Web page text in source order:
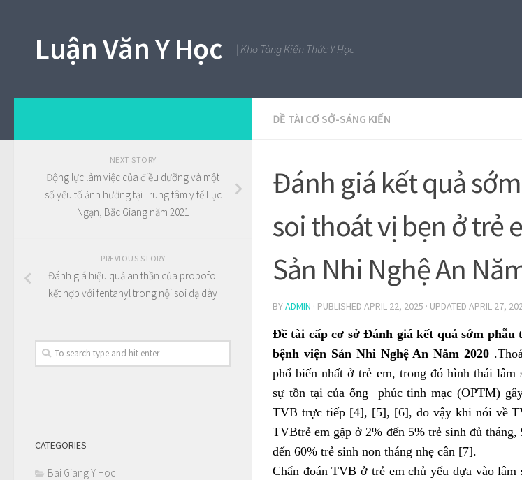
Luận Văn Y Học | Kho Tàng Kiến Thức Y Học
ĐỀ TÀI CƠ SỞ-SÁNG KIẾN
Đánh giá kết quả
soi thoát vị bẹn ở trẻ
Sản Nhi Nghệ An
BYADMIN · PUBLISHED APRIL 22, 2025 · UPDATED APRIL 27,
Đề tài cấp cơ sở Đánh giá kết quả sớm
bệnh viện Sản Nhi Nghệ An Năm 2020
phổ biến nhất ở trẻ em, trong đó hình thái
sự tồn tại của ống phúc tinh mạc (OPTM)
TVB trực tiếp [4], [5], [6], do vậy khi nói về
TVBtrẻ em gặp ở 2% đến 5% trẻ sinh đủ
đến 60% trẻ sinh non tháng nhẹ cân [7].
Chẩn đoán TVB ở trẻ em chủ yếu dựa vào lâm
NEXT STORY
Động lực làm việc của điều dưỡng và một
số yếu tố ảnh hưởng tại Trung tâm y tế Lục
Ngạn, Bắc Giang năm 2021
PREVIOUS STORY
Đánh giá hiệu quả an thần của propofol
kết hợp với fentanyl trong nội soi dạ dày
CATEGORIES
Bai Giang Y Hoc